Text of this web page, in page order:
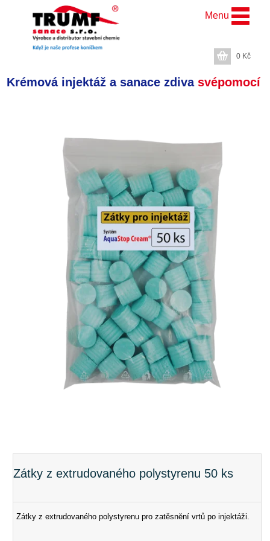
Krémová injektáž a sanace zdiva svépomocí
Menu
0 Kč
Zátky z extrudovaného polystyrenu 50 ks
Zátky z extrudovaného polystyrenu pro zatěsnění vrtů po injektáži.